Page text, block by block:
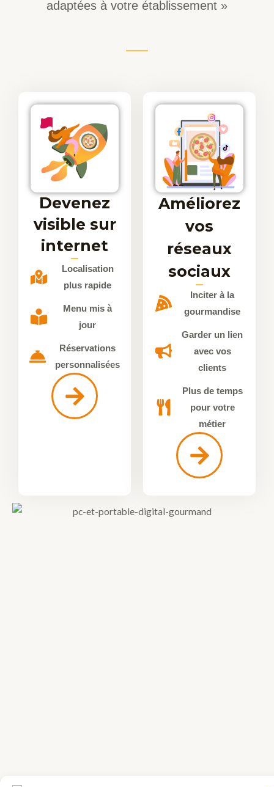
adaptées à votre établissement »
Devenez
visible sur
internet
Localisation
plus rapide
Menu mis à
jour
Réservations
personnalisées
Améliorez
vos
réseaux
sociaux
Inciter à la
gourmandise
Garder un lien
avec vos
clients
Plus de temps
pour votre
métier